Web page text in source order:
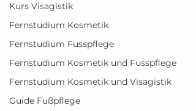
Kurs Visagistik
Fernstudium Kosmetik
Fernstudium Fusspflege
Fernstudium Kosmetik und Fusspflege
Fernstudium Kosmetik und Visagistik
Guide Fußpflege